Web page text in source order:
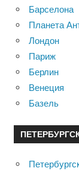
Барселона
Планета
Лондон
Париж
Берлин
Венеция
Базель